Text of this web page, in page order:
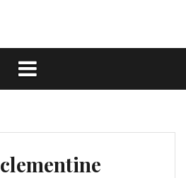
clementine